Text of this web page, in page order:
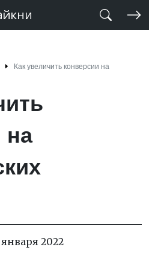
Как увеличить конверсии на
на
2022